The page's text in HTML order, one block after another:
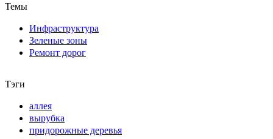
Темы
Инфраструктура
Зеленые зоны
Ремонт дорог
Тэги
аллея
вырубка
придорожные деревья